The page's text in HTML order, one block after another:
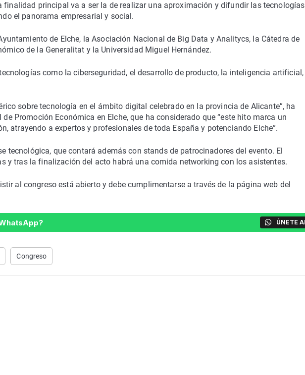
finalidad principal va a ser la de realizar una aproximación y difundir las tecnologías
el panorama empresarial y social.
de Elche, la Asociación Nacional de Big Data y Analitycs, la Cátedra de
de la Generalitat y la Universidad Miguel Hernández.
como la ciberseguridad, el desarrollo de producto, la inteligencia artificial,
sobre tecnología en el ámbito digital celebrado en la provincia de Alicante”, ha
Promoción Económica en Elche, que ha considerado que “este hito marca un
atrayendo a expertos y profesionales de toda España y potenciando Elche”.
tecnológica, que contará además con stands de patrocinadores del evento. El
y tras la finalización del acto habrá una comida networking con los asistentes.
al congreso está abierto y debe cumplimentarse a través de la página web del
ÚNETE
Congreso